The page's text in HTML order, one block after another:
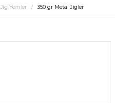
Jig Yemler 350 gr Metal Jigler